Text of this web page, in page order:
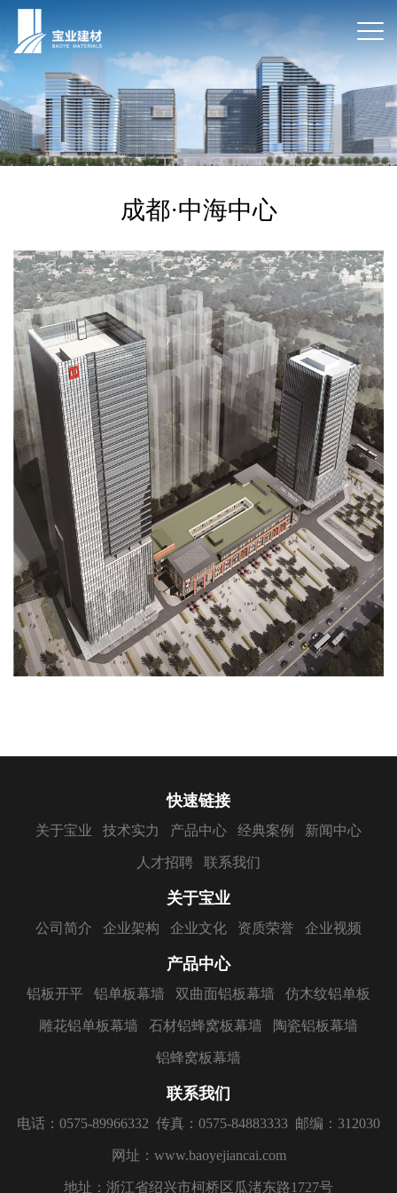
成都·中海中心
快速链接
关于宝业 技术实力 产品中心 经典案例 新闻中心
人才招聘 联系我们
关于宝业
公司简介 企业架构 企业文化 资质荣誉 企业视频
产品中心
铝板开平 铝单板幕墙 双曲面铝板幕墙 仿木纹铝单板
雕花铝单板幕墙 石材铝蜂窝板幕墙 陶瓷铝板幕墙
铝蜂窝板幕墙
联系我们
电话：0575-89966332 传真：0575-84883333 邮编：312030
网址：www.baoyejiancai.com
地址：浙江省绍兴市柯桥区瓜渚东路1727号